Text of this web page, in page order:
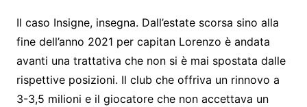
Il caso Insigne, insegna. Dall’estate scorsa sino alla
fine dell’anno 2021 per capitan Lorenzo è andata
avanti una trattativa che non si è mai spostata dalle
rispettive posizioni. Il club che offriva un rinnovo a
3-3,5 milioni e il giocatore che non accettava un